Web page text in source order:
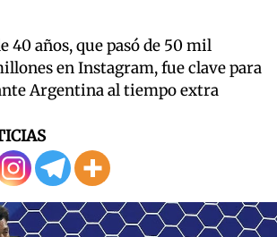
40 años, que pasó de 50 mil
en Instagram, fue clave para
Argentina al tiempo extra